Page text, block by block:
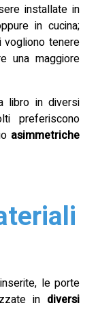
installate in
in cucina;
tenere
una maggiore
libro in diversi
preferiscono
asimmetriche
le porte
in diversi